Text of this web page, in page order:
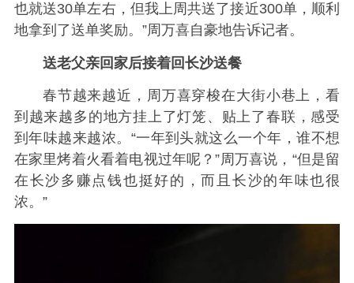
也就送30单左右，但我上周共送了接近300单，顺利
地拿到了送单奖励。”周万喜自豪地告诉记者。
送老父亲回家后接着回长沙送餐
春节越来越近，周万喜穿梭在大街小巷上，看
到越来越多的地方挂上了灯笼、贴上了春联，感受
到年味越来越浓。“一年到头就这么一个年，谁不想
在家里烤着火看着电视过年呢？”周万喜说，“但是留
在长沙多赚点钱也挺好的，而且长沙的年味也很
浓。”